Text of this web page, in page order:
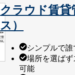
クラウド賃貸
ス）
シンプルで
場所を選ばず
可能